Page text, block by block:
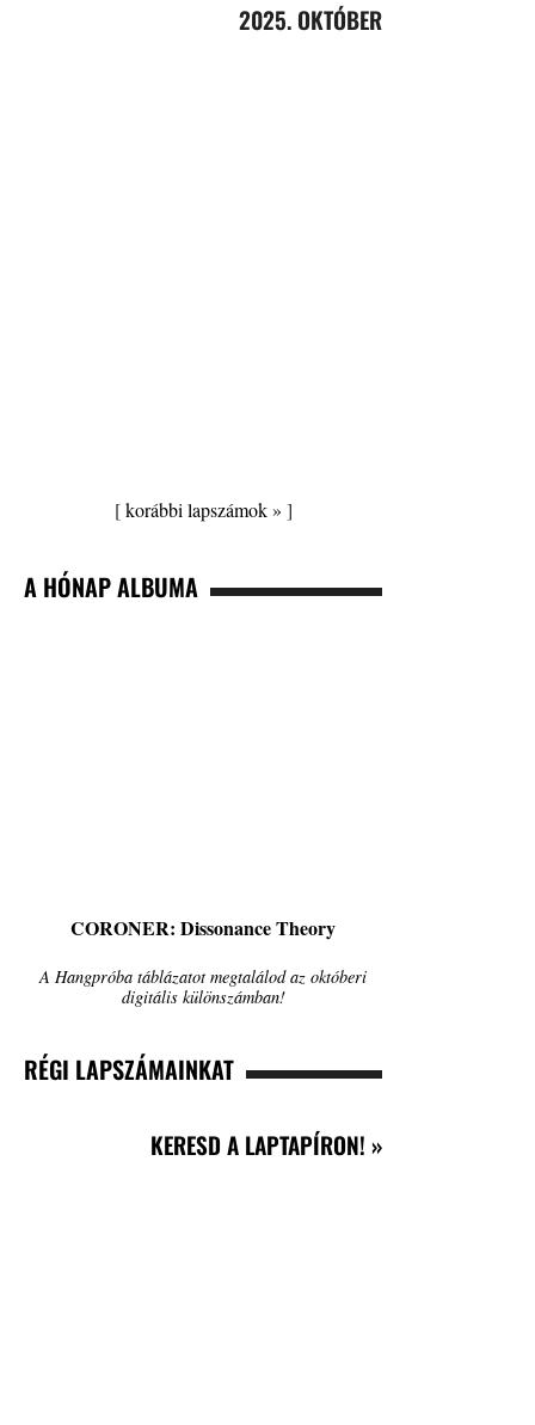
2025. OKTÓBER
[korábbi lapszámok » ]
A HÓNAP ALBUMA
CORONER: Dissonance Theory
A Hangpróba táblázatot megtalálod az októberi
digitális különszámban!
RÉGI LAPSZÁMAINKAT
KERESD A LAPTAPÍRON! »